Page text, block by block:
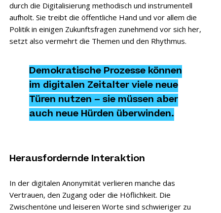
durch die Digitalisierung methodisch und instrumentell
aufholt. Sie treibt die öffentliche Hand und vor allem die
Politik in einigen Zukunftsfragen zunehmend vor sich her,
setzt also vermehrt die Themen und den Rhythmus.
Demokratische Prozesse können
im digitalen Zeitalter viele neue
Türen nutzen – sie müssen aber
auch neue Hürden überwinden.
Herausfordernde Interaktion
In der digitalen Anonymität verlieren manche das
Vertrauen, den Zugang oder die Höflichkeit. Die
Zwischentöne und leiseren Worte sind schwieriger zu